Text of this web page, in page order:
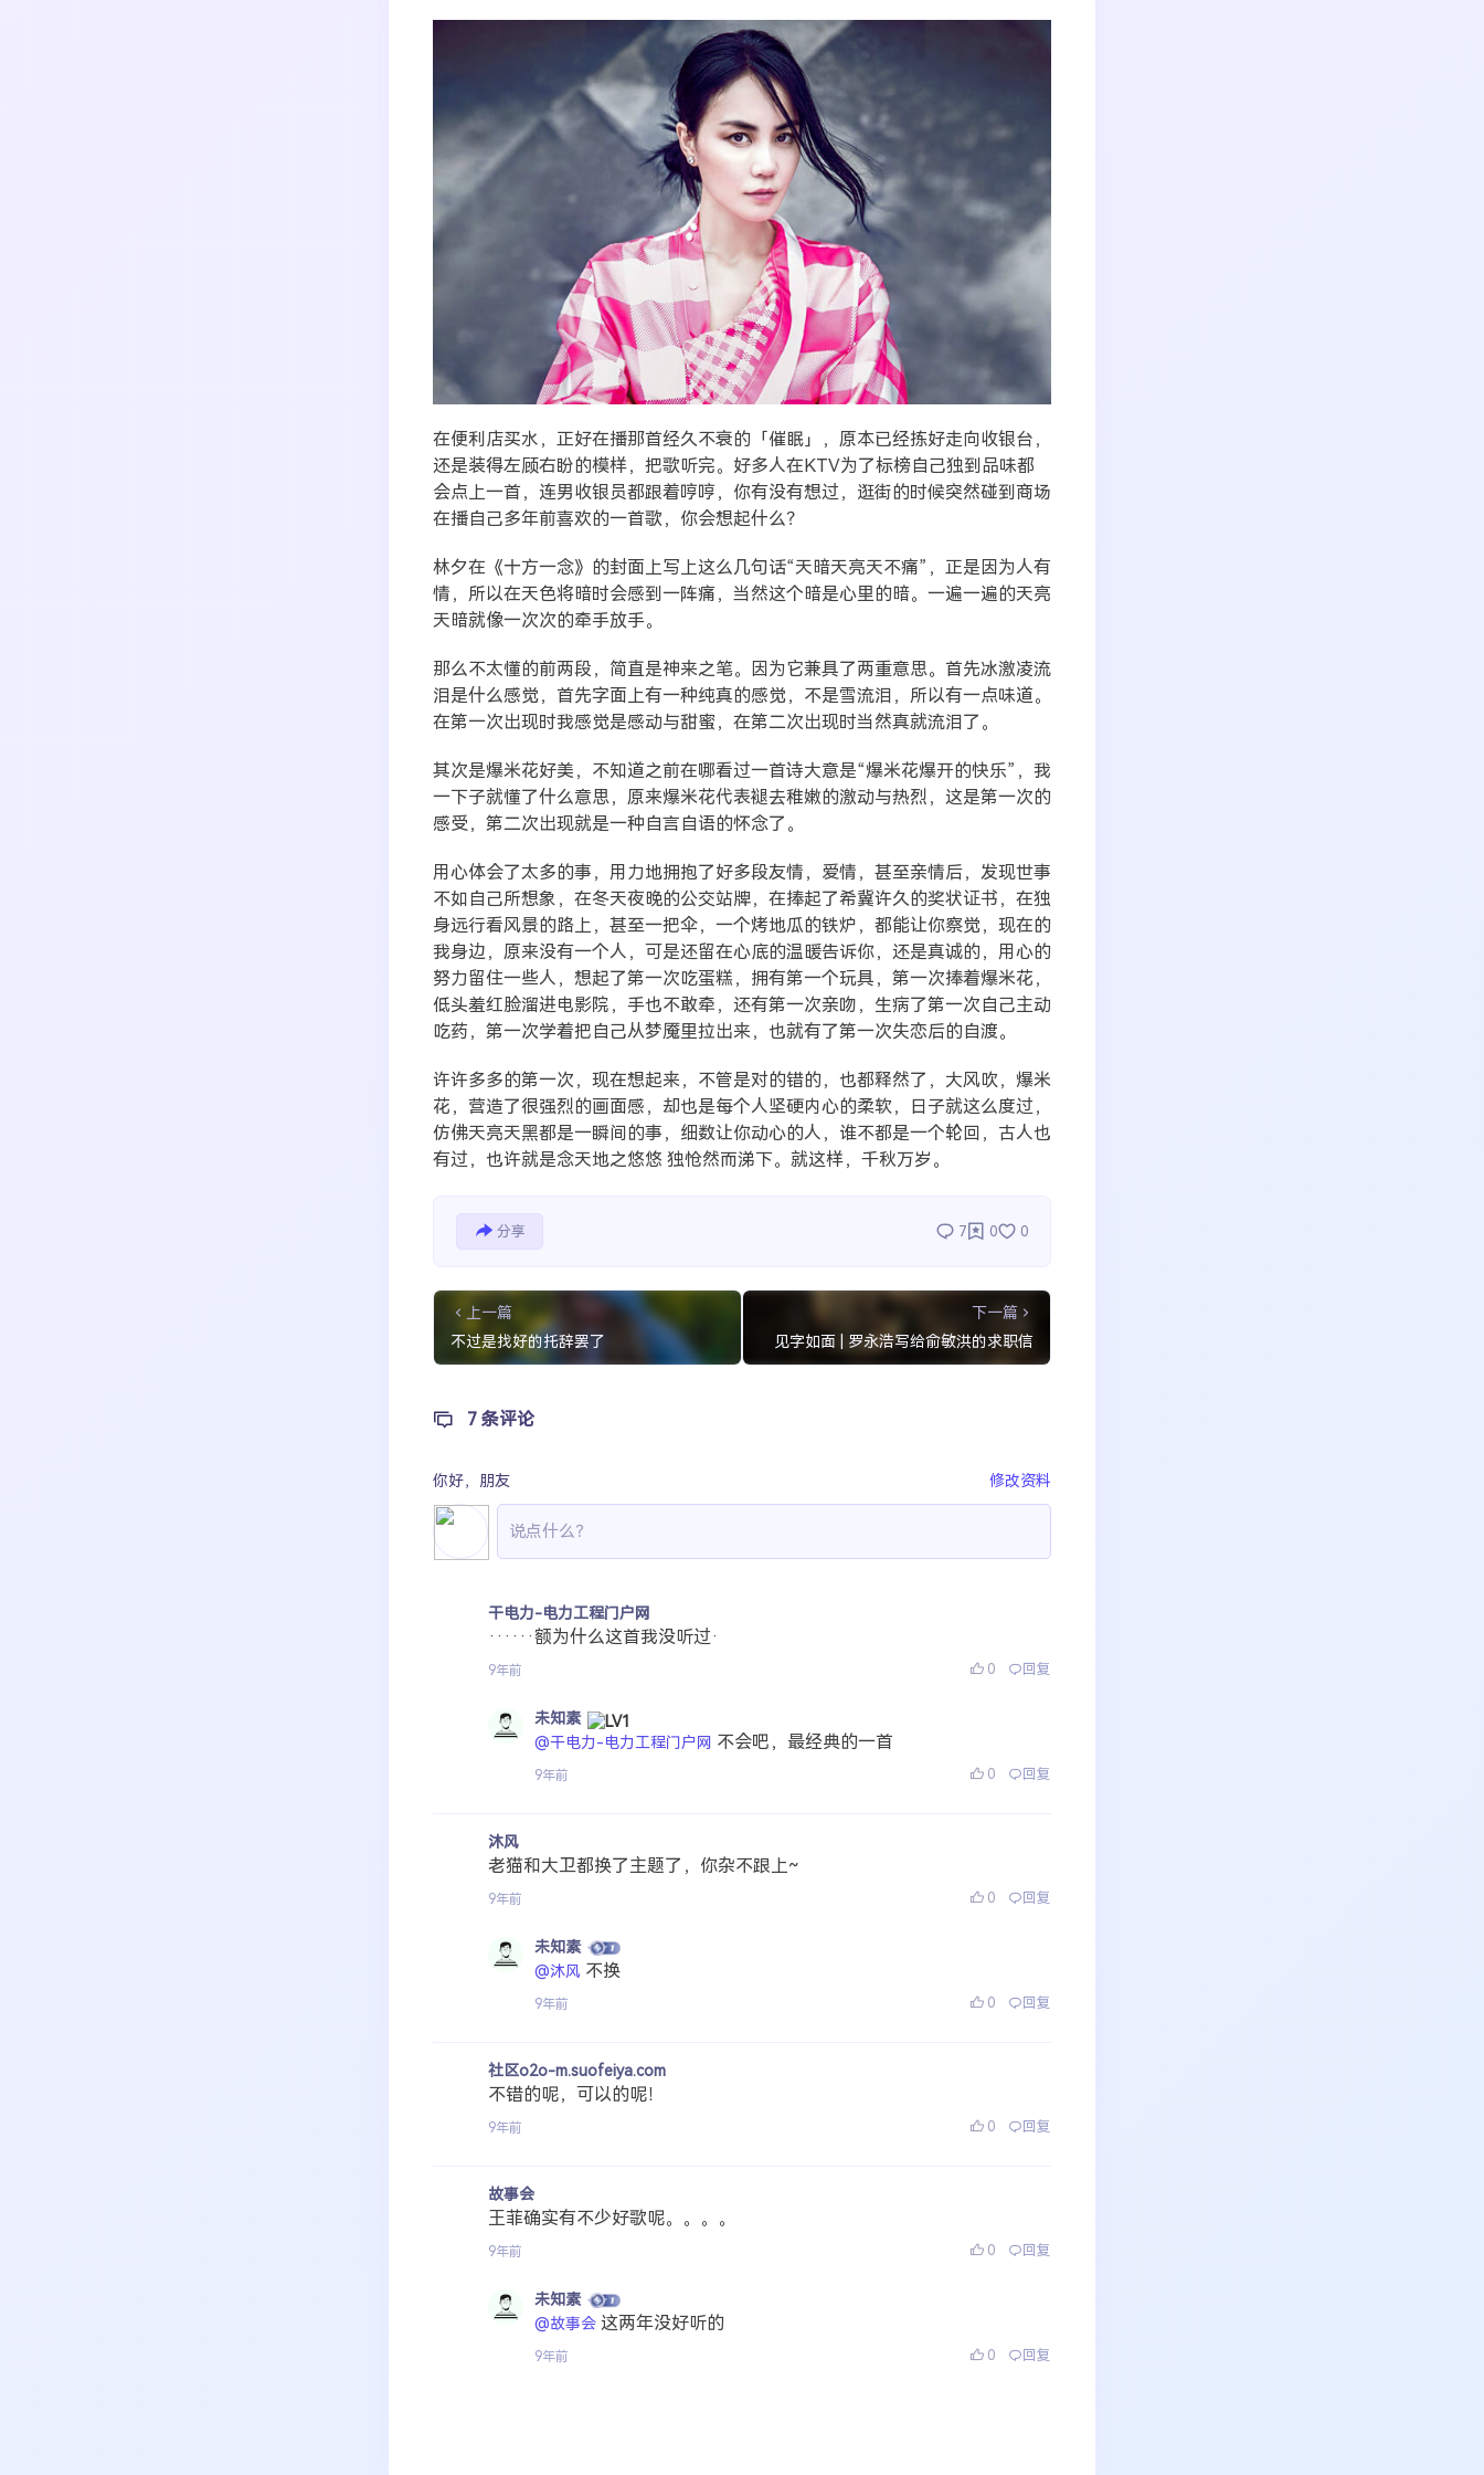
在便利店买水，正好在播那首经久不衰的「催眠」，原本已经拣好走向收银台，
还是装得左顾右盼的模样，把歌听完。好多人在KTV为了标榜自己独到品味都
会点上一首，连男收银员都跟着哼哼，你有没有想过，逛街的时候突然碰到商场
在播自己多年前喜欢的一首歌，你会想起什么？
林夕在《十方一念》的封面上写上这么几句话“天暗天亮天不痛”，正是因为人有
情，所以在天色将暗时会感到一阵痛，当然这个暗是心里的暗。一遍一遍的天亮
天暗就像一次次的牵手放手。
那么不太懂的前两段，简直是神来之笔。因为它兼具了两重意思。首先冰激凌流
泪是什么感觉，首先字面上有一种纯真的感觉，不是雪流泪，所以有一点味道。
在第一次出现时我感觉是感动与甜蜜，在第二次出现时当然真就流泪了。
其次是爆米花好美，不知道之前在哪看过一首诗大意是“爆米花爆开的快乐”，我
一下子就懂了什么意思，原来爆米花代表褪去稚嫩的激动与热烈，这是第一次的
感受，第二次出现就是一种自言自语的怀念了。
用心体会了太多的事，用力地拥抱了好多段友情，爱情，甚至亲情后，发现世事
不如自己所想象，在冬天夜晚的公交站牌，在捧起了希冀许久的奖状证书，在独
身远行看风景的路上，甚至一把伞，一个烤地瓜的铁炉，都能让你察觉，现在的
我身边，原来没有一个人，可是还留在心底的温暖告诉你，还是真诚的，用心的
努力留住一些人，想起了第一次吃蛋糕，拥有第一个玩具，第一次捧着爆米花，
低头羞红脸溜进电影院，手也不敢牵，还有第一次亲吻，生病了第一次自己主动
吃药，第一次学着把自己从梦魇里拉出来，也就有了第一次失恋后的自渡。
许许多多的第一次，现在想起来，不管是对的错的，也都释然了，大风吹，爆米
花，营造了很强烈的画面感，却也是每个人坚硬内心的柔软，日子就这么度过，
仿佛天亮天黑都是一瞬间的事，细数让你动心的人，谁不都是一个轮回，古人也
有过，也许就是念天地之悠悠 独怆然而涕下。就这样，千秋万岁。
分享 7 0 0
上一篇
不过是找好的托辞罢了
下一篇
见字如面 | 罗永浩写给俞敏洪的求职信
7 条评论
你好， 朋友 修改资料
干电力-电力工程门户网
······额为什么这首我没听过·
9年前 0 回复
未知素
@干电力-电力工程门户网 不会吧，最经典的一首
9年前 0 回复
沐风
老猫和大卫都换了主题了，你杂不跟上~
9年前 0 回复
未知素
@沐风 不换
9年前 0 回复
社区o2o-m.suofeiya.com
不错的呢，可以的呢！
9年前 0 回复
故事会
王菲确实有不少好歌呢。。。。
9年前 0 回复
未知素
@故事会 这两年没好听的
9年前 0 回复